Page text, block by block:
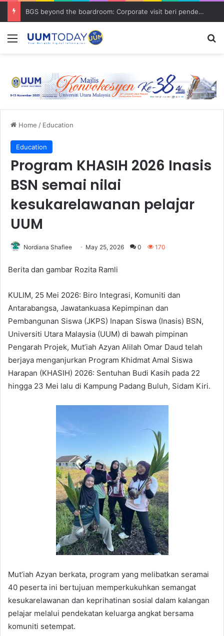
BGS beyond the boardroom: Corporate visit beri pendedahan dunia korporat kepada PELAJAR UUM
Menu
Home / Education
Education
Program KHASIH 2026 Inasis
BSN semai nilai
kesukarelawanan pelajar
UUM
Nordiana Shafiee May 25, 2026 0 170
Berita dan gambar Rozita Ramli
KULIM, 25 Mei 2026: Biro Integrasi, Komuniti dan
Antarabangsa, Jawatankuasa Kepimpinan dan
Pembangunan Siswa (JKPS) Inapan Siswa (Inasis) BSN,
Universiti Utara Malaysia (UUM) di bawah pimpinan
Pengarah Projek, Mut’iah Azyan Alilah Omar Daud telah
berjaya menganjurkan Program Khidmat Amal Siswa
Harapan (KHASIH) 2026: Sentuhan Budi Kasih pada 22
hingga 23 Mei lalu di Kampung Padang Buluh, Sidam Kiri.
Mut’iah Azyan berkata, program yang melibatkan seramai
40 peserta ini bertujuan memperkukuhkan semangat
kesukarelawanan dan keprihatinan sosial dalam kalangan
pelajar melalui pendekatan keluarga angkat bersama
komuniti setempat.